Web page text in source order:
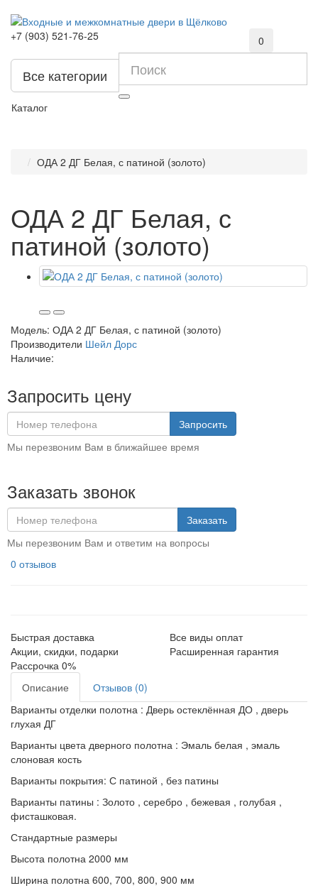
+7 (903) 521-76-25 0
Все категории
Каталог
ОДА 2 ДГ Белая, с патиной (золото)
ОДА 2 ДГ Белая, с
патиной (золото)
Модель: ОДА 2 ДГ Белая, с патиной (золото)
Производители Шейл Дорс
Наличие:
Запросить цену
Запросить
Мы перезвоним Вам в ближайшее время
Заказать звонок
Заказать
Мы перезвоним Вам и ответим на вопросы
0 отзывов
Быстрая доставка
Все виды оплат
Акции, скидки, подарки
Расширенная гарантия
Рассрочка 0%
Описание
Отзывов (0)
Варианты отделки полотна : Дверь остеклённая ДО , дверь
глухая ДГ
Варианты цвета дверного полотна : Эмаль белая , эмаль
слоновая кость
Варианты покрытия: С патиной , без патины
Варианты патины : Золото , серебро , бежевая , голубая ,
фисташковая.
Стандартные размеры
Высота полотна 2000 мм
Ширина полотна 600, 700, 800, 900 мм